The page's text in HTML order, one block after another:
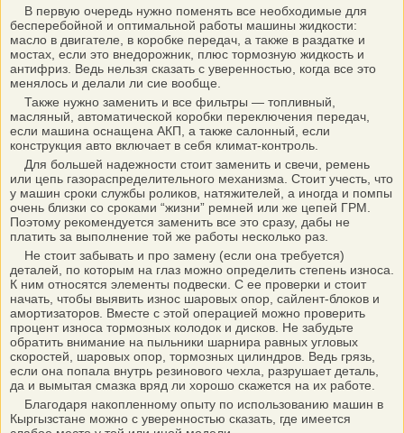
В первую очередь нужно поменять все необходимые для
бесперебойной и оптимальной работы машины жидкости:
масло в двигателе, в коробке передач, а также в раздатке и
мостах, если это внедорожник, плюс тормозную жидкость и
антифриз. Ведь нельзя сказать с уверенностью, когда все это
менялось и делали ли сие вообще.
Также нужно заменить и все фильтры — топливный,
масляный, автоматической коробки переключения передач,
если машина оснащена АКП, а также салонный, если
конструкция авто включает в себя климат-контроль.
Для большей надежности стоит заменить и свечи, ремень
или цепь газораспределительного механизма. Стоит учесть, что
у машин сроки службы роликов, натяжителей, а иногда и помпы
очень близки со сроками “жизни” ремней или же цепей ГРМ.
Поэтому рекомендуется заменить все это сразу, дабы не
платить за выполнение той же работы несколько раз.
Не стоит забывать и про замену (если она требуется)
деталей, по которым на глаз можно определить степень износа.
К ним относятся элементы подвески. С ее проверки и стоит
начать, чтобы выявить износ шаровых опор, сайлент-блоков и
амортизаторов. Вместе с этой операцией можно проверить
процент износа тормозных колодок и дисков. Не забудьте
обратить внимание на пыльники шарнира равных угловых
скоростей, шаровых опор, тормозных цилиндров. Ведь грязь,
если она попала внутрь резинового чехла, разрушает деталь,
да и вымытая смазка вряд ли хорошо скажется на их работе.
Благодаря накопленному опыту по использованию машин в
Кыргызстане можно с уверенностью сказать, где имеется